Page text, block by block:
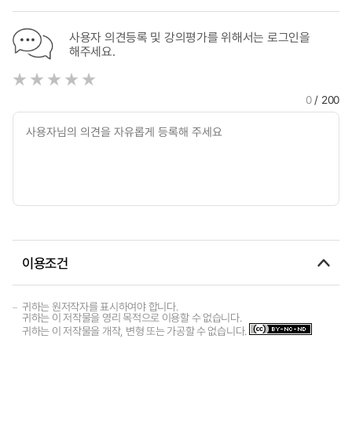
사용자 의견등록 및 강의평가를 위해서는 로그인을
해주세요.
0/ 200
이용조건
귀하는 원저작자를 표시하여야 합니다.
귀하는 이 저작물을 영리 목적으로 이용할 수 없습니다.
귀하는 이 저작물을 개작, 변형 또는 가공할 수 없습니다.